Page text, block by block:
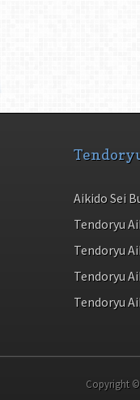
Aikido Sei
Tendoryu
Tendoryu
Tendoryu
Tendoryu
Copyright